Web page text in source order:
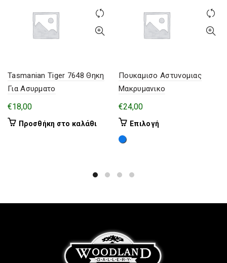
Tasmanian Tiger 7648 Θηκη
Για Ασυρματο
€18,00
Προσθήκη στο καλάθι
Πουκαμισο Αστυνομιας
Μακρυμανικο
€24,00
Επιλογή
στη
σελίδα